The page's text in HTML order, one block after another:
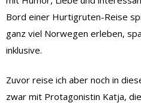
Bord einer Hurtigruten-Reise
ganz viel Norwegen erleben,
inklusive.
Zuvor reise ich aber noch in
zwar mit Protagonistin Katja,